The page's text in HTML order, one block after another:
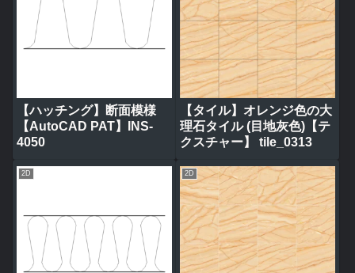
【ハッチング】断面模様
【AutoCAD PAT】INS-
4050
【タイル】オレンジ色の大
理石タイル (目地灰色)【テ
クスチャー】 tile_0313
2D 2D